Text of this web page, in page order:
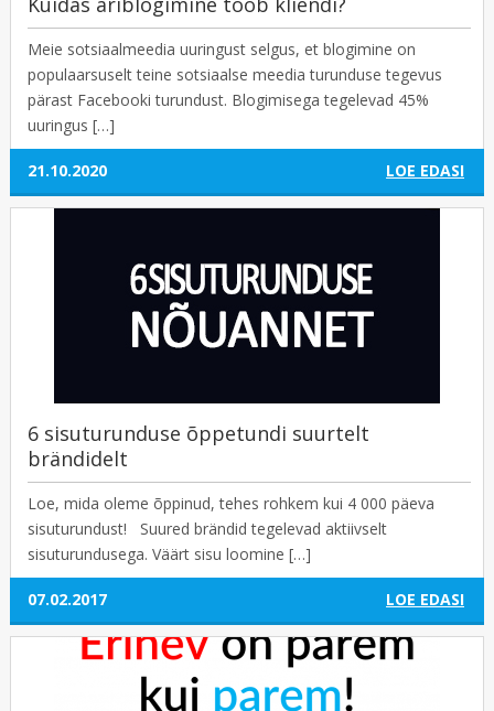
Meie sotsiaalmeedia uuringust selgus, et blogimine on
populaarsuselt teine sotsiaalse meedia turunduse tegevus
pärast Facebooki turundust. Blogimisega tegelevad 45%
uuringus […]
21.10.2020 LOE EDASI
6 sisuturunduse õppetundi suurtelt
brändidelt
Loe, mida oleme õppinud, tehes rohkem kui 4 000 päeva
sisuturundust! Suured brändid tegelevad aktiivselt
sisuturundusega. Väärt sisu loomine […]
07.02.2017 LOE EDASI